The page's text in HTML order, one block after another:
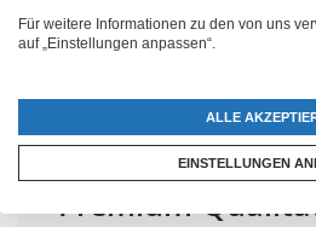
Premium-
Für weitere Informationen zu den von uns
auf „Einstellungen anpassen“.
ALLE
EINSTELLUNGEN